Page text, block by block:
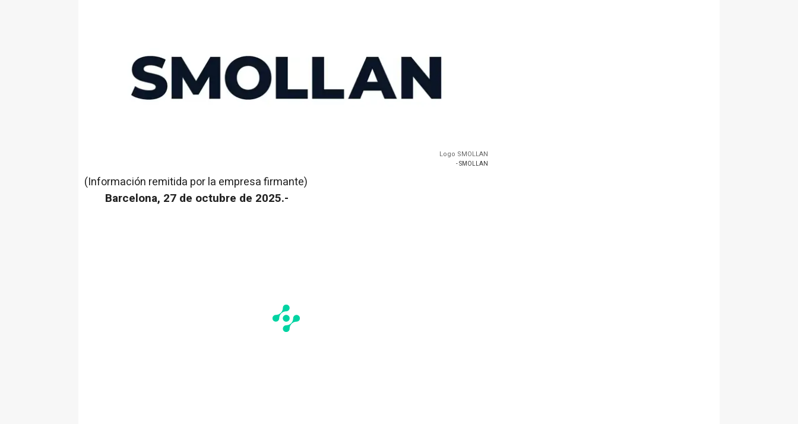
Logo SMOLLAN
- SMOLLAN
(Información remitida por la empresa firmante)
Barcelona, 27 de octubre de 2025.-